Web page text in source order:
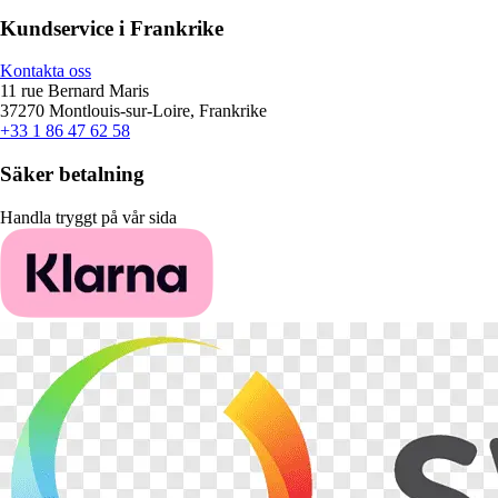
Kundservice i Frankrike
Kontakta oss
11 rue Bernard Maris
37270 Montlouis-sur-Loire, Frankrike
+33 1 86 47 62 58
Säker betalning
Handla tryggt på vår sida